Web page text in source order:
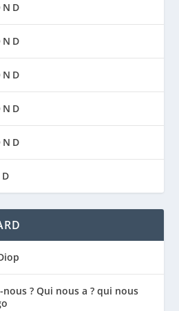
N D
N D
N D
N D
N D
D
? Qui nous a ? qui nous